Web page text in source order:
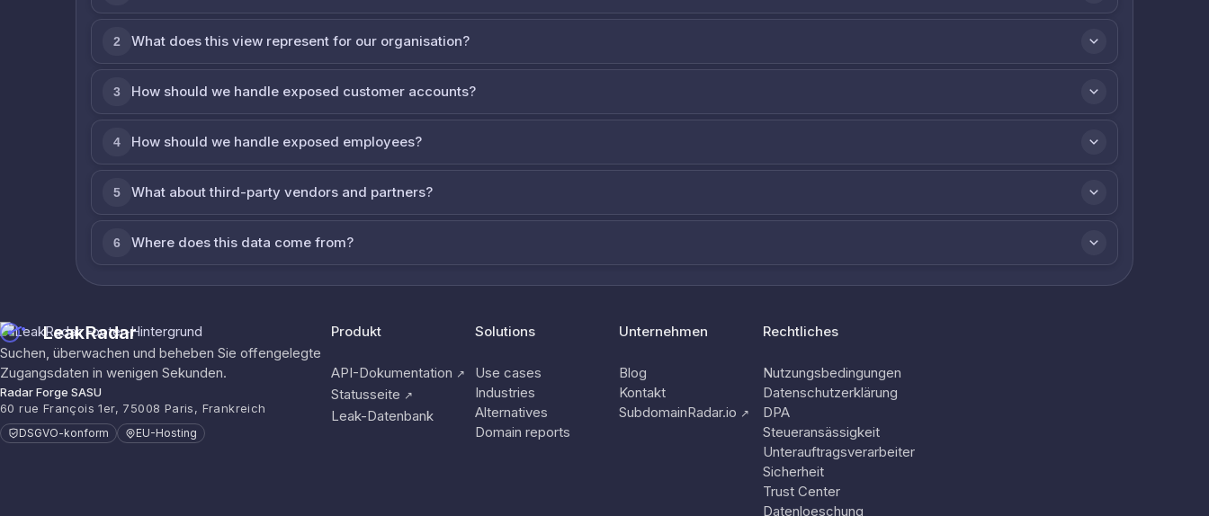
2 What does this view represent for our organisation?
3 How should we handle exposed customer accounts?
4 How should we handle exposed employees?
5 What about third-party vendors and partners?
6 Where does this data come from?
LeakRadar
Suchen, überwachen und beheben Sie offengelegte
Zugangsdaten in wenigen Sekunden.
Radar Forge SASU
60 rue François 1er, 75008 Paris, Frankreich
DSGVO-konform EU-Hosting
Produkt
API-Dokumentation ↗
Statusseite ↗
Leak-Datenbank
Solutions
Use cases
Industries
Alternatives
Domain reports
Unternehmen
Blog
Kontakt
SubdomainRadar.io ↗
Rechtliches
Nutzungsbedingungen
Datenschutzerklärung
DPA
Steueransässigkeit
Unterauftragsverarbeiter
Sicherheit
Trust Center
Datenloeschung